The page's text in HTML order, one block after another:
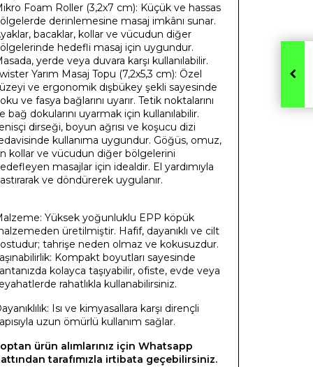
Foam Roller (3,2x7 cm): Küçük ve hassas
derinlemesine masaj imkânı sunar.
bacaklar, kollar ve vücudun diğer
hedefli masaj için uygundur.
yerde veya duvara karşı kullanılabilir.
Yarım Masaj Topu (7,2x5,3 cm): Özel
ve ergonomik dışbükey şekli sayesinde
ve fasya bağlarını uyarır. Tetik noktalarını
bağ dokularını uyarmak için kullanılabilir.
dirseği, boyun ağrısı ve koşucu dizi
kullanıma uygundur. Göğüs, omuz,
kollar ve vücudun diğer bölgelerini
masajlar için idealdir. El yardımıyla
ve döndürerek uygulanır.
Yüksek yoğunluklu EPP köpük
üretilmiştir. Hafif, dayanıklı ve cilt
tahrişe neden olmaz ve kokusuzdur.​
Kompakt boyutları sayesinde
kolayca taşıyabilir, ofiste, evde veya
rahatlıkla kullanabilirsiniz.​
Isı ve kimyasallara karşı dirençli
uzun ömürlü kullanım sağlar.
ürün alımlarınız için Whatsapp
tarafımızla irtibata geçebilirsiniz.